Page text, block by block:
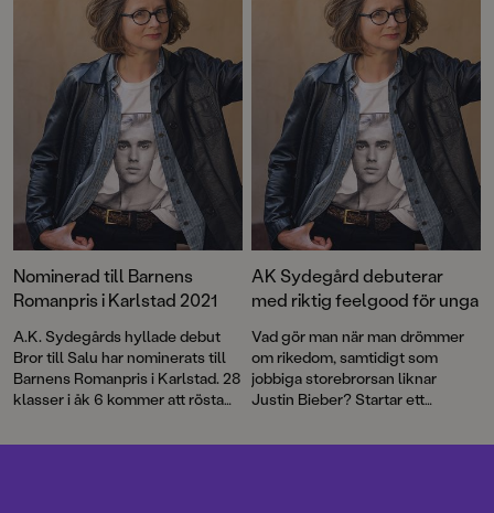
Nominerad till Barnens
Romanpris i Karlstad 2021
A.K. Sydegårds hyllade debut
Bror till Salu har nominerats till
Barnens Romanpris i Karlstad. 28
klasser i åk 6 kommer att rösta
avslöjas vinnaren.
AK Sydegård debuterar
med riktig feelgood för unga
Vad gör man när man drömmer
om rikedom, samtidigt som
jobbiga storebrorsan liknar
Justin Bieber? Startar ett
AK Sydegårds debut för